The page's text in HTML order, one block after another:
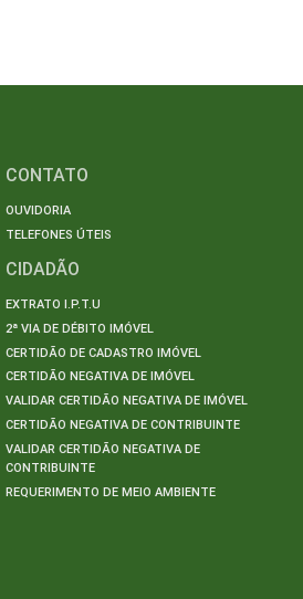
CONTATO
OUVIDORIA
TELEFONES ÚTEIS
CIDADÃO
EXTRATO I.P.T.U
2ª VIA DE DÉBITO IMÓVEL
CERTIDÃO DE CADASTRO IMÓVEL
CERTIDÃO NEGATIVA DE IMÓVEL
VALIDAR CERTIDÃO NEGATIVA DE IMÓVEL
CERTIDÃO NEGATIVA DE CONTRIBUINTE
VALIDAR CERTIDÃO NEGATIVA DE
CONTRIBUINTE
REQUERIMENTO DE MEIO AMBIENTE